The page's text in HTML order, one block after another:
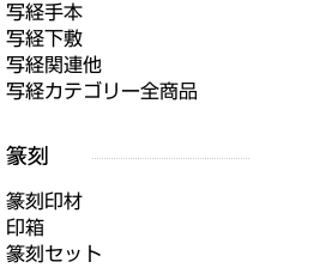
写経手本
写経下敷
写経関連他
写経カテゴリー全商品
篆刻印材
印箱
篆刻セット